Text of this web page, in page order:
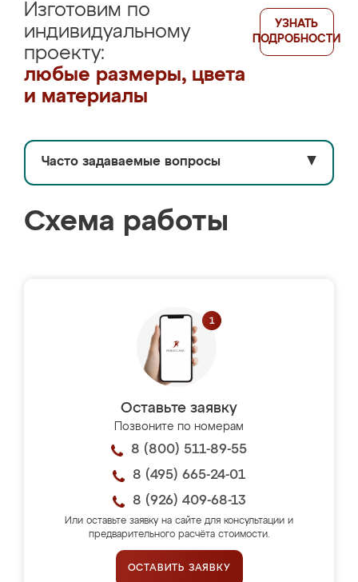
Изготовим по
индивидуальному
проекту:
любые размеры, цвета
и материалы
УЗНАТЬ
ПОДРОБНОСТИ
Часто задаваемые вопросы ▼
Схема работы
Оставьте заявку
Позвоните по номерам
8 (800) 511-89-55
8 (495) 665-24-01
8 (926) 409-68-13
Или оставьте заявку на сайте для консультации и
предварительного расчёта стоимости.
ОСТАВИТЬ ЗАЯВКУ